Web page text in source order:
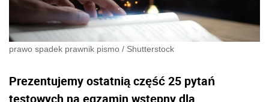
prawo spadek prawnik pismo / Shutterstock
Prezentujemy ostatnią część 25 pytań
testowych na egzamin wstępny dla